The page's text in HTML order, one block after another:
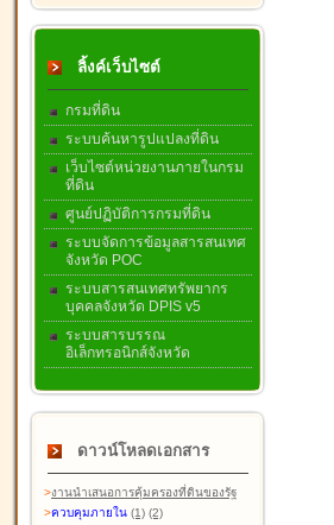
ลิ้งค์เว็บไซต์
กรมที่ดิน
ระบบค้นหารูปแปลงที่ดิน
เว็บไซต์หน่วยงานภายในกรม
ที่ดิน
ศูนย์ปฏิบัติการกรมที่ดิน
ระบบจัดการข้อมูลสารสนเทศ
จังหวัด POC
ระบบสารสนเทศทรัพยากร
บุคคลจังหวัด DPIS v5
ระบบสารบรรณ
อิเล็กทรอนิกส์จังหวัด
ดาวน์โหลดเอกสาร
>งานนำเสนอการคุ้มครองที่ดินของรัฐ
>ควบคุมภายใน (1) (2)